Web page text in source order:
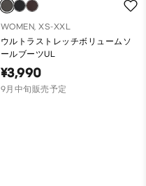
WOMEN, XS-XXL
ウルトラストレッチボリュームソ
ールブーツUL
¥3,990
9月中旬販売予定